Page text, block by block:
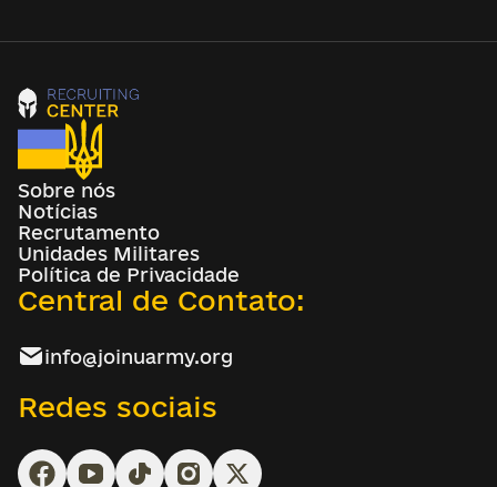
Sobre nós
Notícias
Recrutamento
Unidades Militares
Política de Privacidade
Central de Contato:
info@joinuarmy.org
Redes sociais